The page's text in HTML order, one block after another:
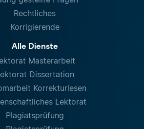
Rechtliches
Korrigierende
Alle Dienste
Masterarbeit
Dissertation
Korrekturlesen
Lektorat
Plagiatsprüfung